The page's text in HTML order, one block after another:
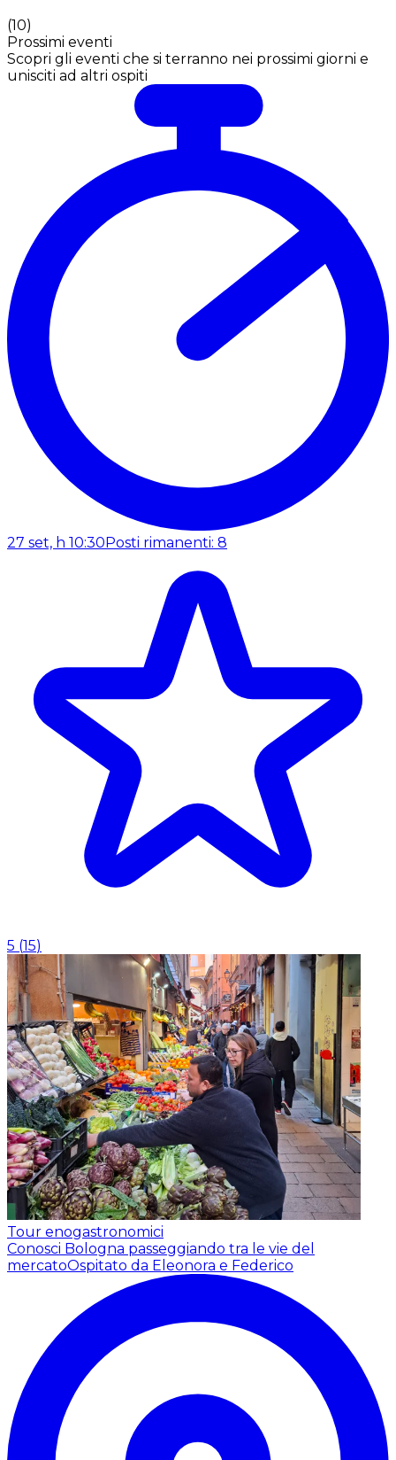
(10)
Prossimi eventi
Scopri gli eventi che si terranno nei prossimi giorni e
unisciti ad altri ospiti
27 set, h 10:30 Posti rimanenti: 8
5 (15)
Tour enogastronomici
Conosci Bologna passeggiando tra le vie del
mercatoOspitato da Eleonora e Federico